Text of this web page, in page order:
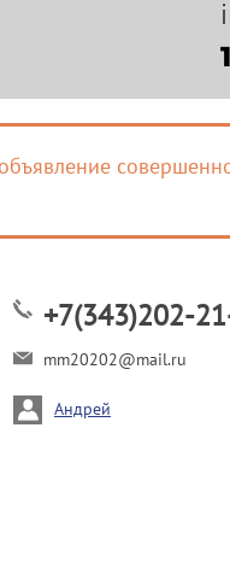
+7(343)202-
mm20202@mail.ru
Андрей